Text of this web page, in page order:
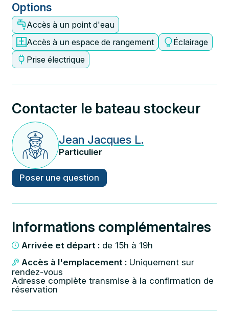
Options
Accès à un point d'eau
Accès à un espace de rangement
Éclairage
Prise électrique
Contacter le bateau stockeur
Jean Jacques L.
Particulier
Poser une question
Informations complémentaires
Arrivée et départ : de 15h à 19h
Accès à l'emplacement : Uniquement sur
rendez-vous
Adresse complète transmise à la confirmation de
réservation